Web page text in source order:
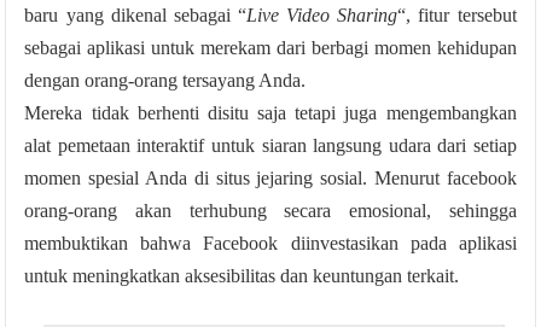
baru yang dikenal sebagai “Live Video Sharing“, fitur tersebut
sebagai aplikasi untuk merekam dari berbagi momen kehidupan
dengan orang-orang tersayang Anda.
Mereka tidak berhenti disitu saja tetapi juga mengembangkan
alat pemetaan interaktif untuk siaran langsung udara dari setiap
momen spesial Anda di situs jejaring sosial. Menurut facebook
orang-orang akan terhubung secara emosional, sehingga
membuktikan bahwa Facebook diinvestasikan pada aplikasi
untuk meningkatkan aksesibilitas dan keuntungan terkait.